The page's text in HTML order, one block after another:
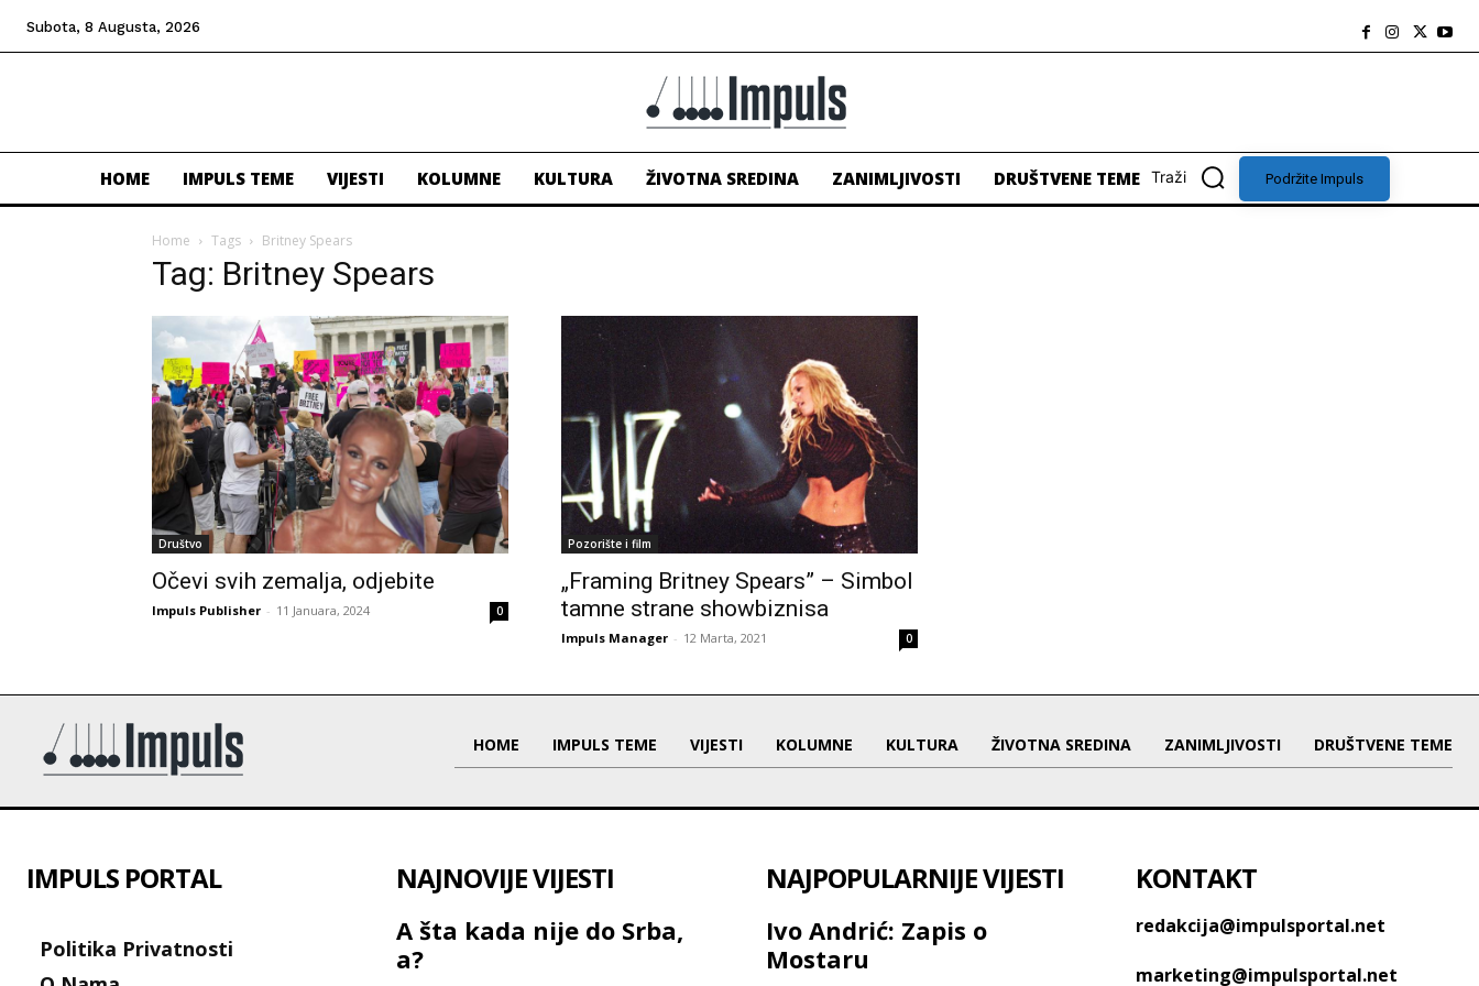
Subota, 8 Augusta, 2026
HOME IMPULS TEME VIJESTI KOLUMNE KULTURA ŽIVOTNA SREDINA ZANIMLJIVOSTI DRUŠTVENE TEME Traži Podržite Impuls
Home Tags Britney Spears
Tag: Britney Spears
Društvo
Očevi svih zemalja, odjebite
Impuls Publisher - 11 Januara, 2024 0
Pozorište i film
„Framing Britney Spears” – Simbol
tamne strane showbiznisa
Impuls Manager - 12 Marta, 2021 0
HOME IMPULS TEME VIJESTI KOLUMNE KULTURA ŽIVOTNA SREDINA ZANIMLJIVOSTI DRUŠTVENE TEME
IMPULS PORTAL
Politika Privatnosti
NAJNOVIJE VIJESTI
A šta kada nije do Srba,
a?
NAJPOPULARNIJE VIJESTI
Ivo Andrić: Zapis o
Mostaru
KONTAKT
redakcija@impulsportal.net
marketing@impulsportal.net